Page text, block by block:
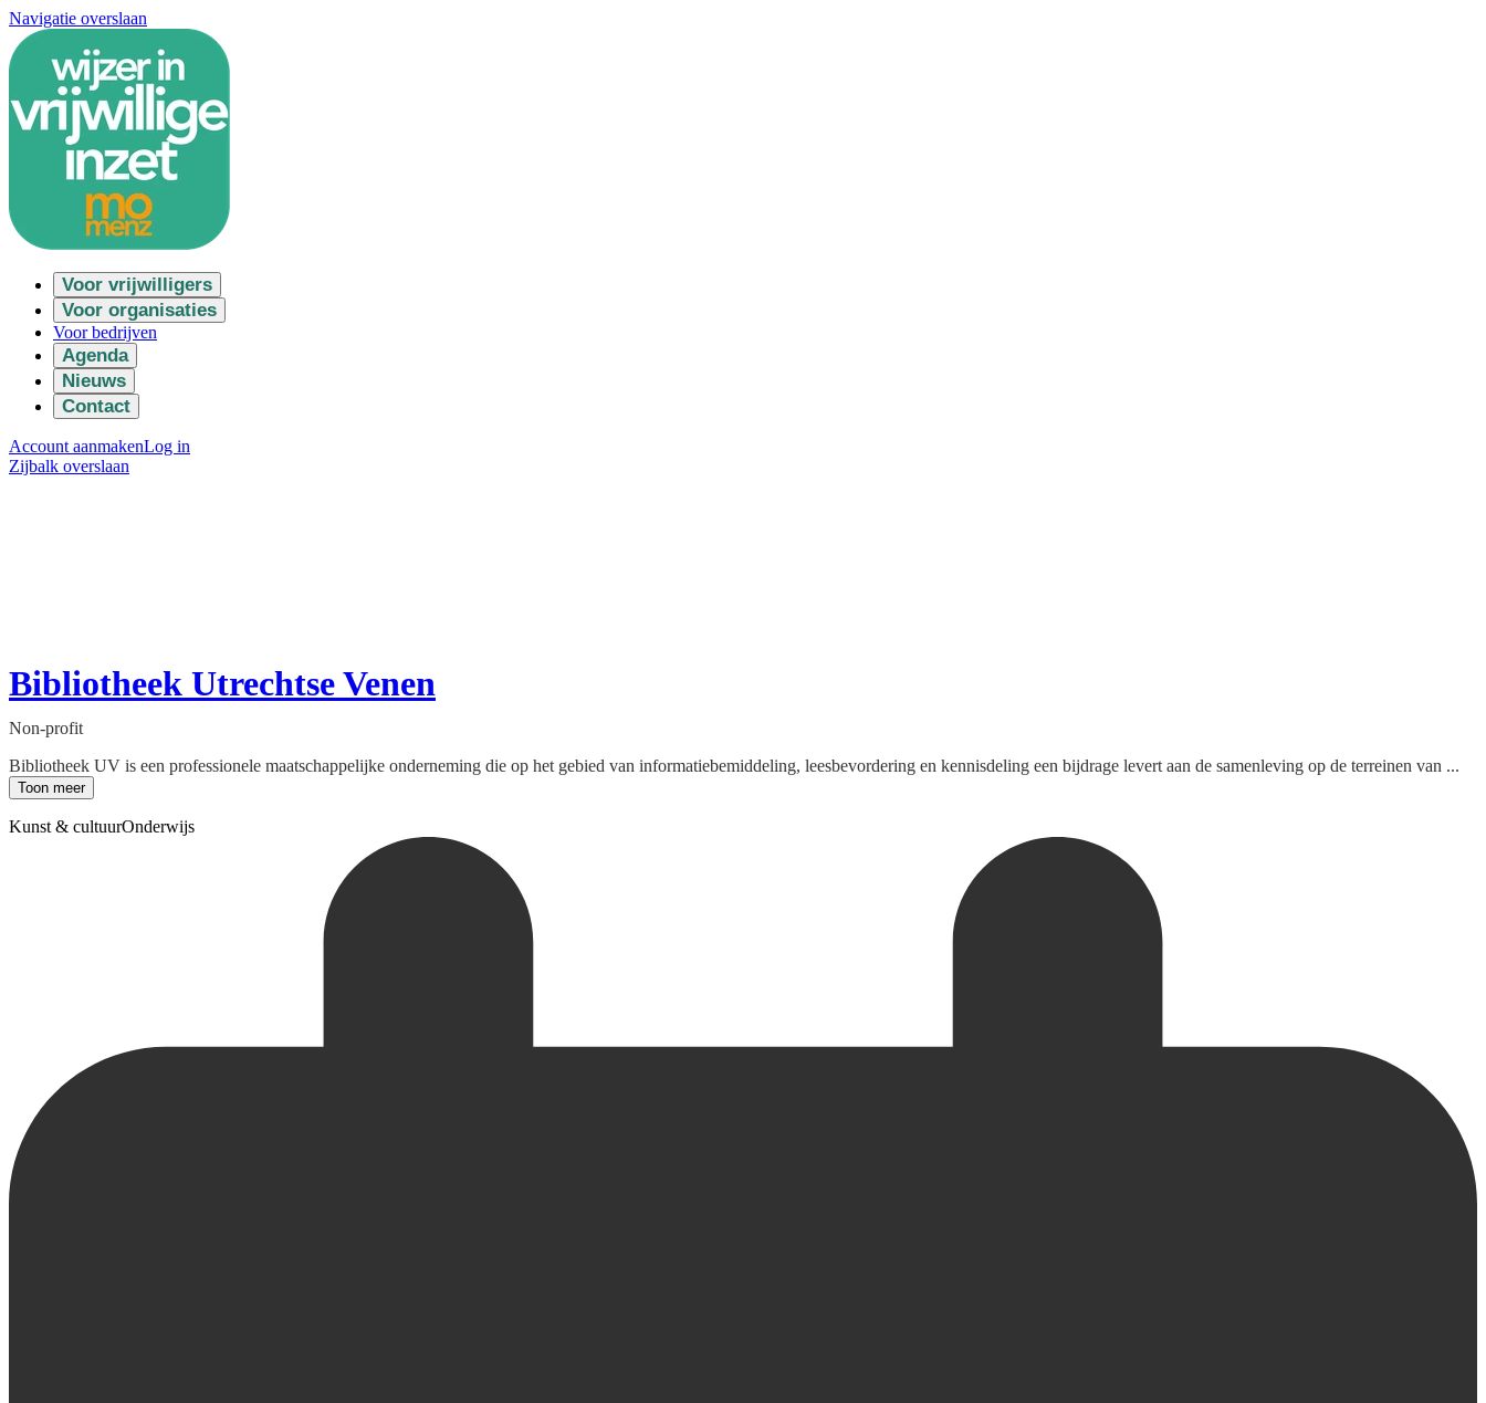
Navigatie overslaan
Voor vrijwilligers
Voor organisaties
Voor bedrijven
Agenda
Nieuws
Contact
Account aanmakenLog in
Zijbalk overslaan
Bibliotheek Utrechtse Venen
Non-profit
Bibliotheek UV is een professionele maatschappelijke onderneming die op het gebied van informatiebemiddeling, leesbevordering en kennisdeling een bijdrage levert aan de samenleving op de terreinen van ...
Toon meer
Kunst & cultuurOnderwijs